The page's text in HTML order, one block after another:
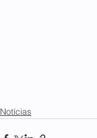
Notícias